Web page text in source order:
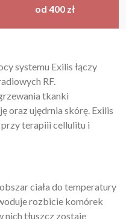
od 400 zł
systemu Exilis łączy
RF.
tkanki
oraz ujędrnia skórę. Exilis
terapiii cellulitu i
ciała do temperatury
rozbicie komórek
nich tłuszcz zostaje